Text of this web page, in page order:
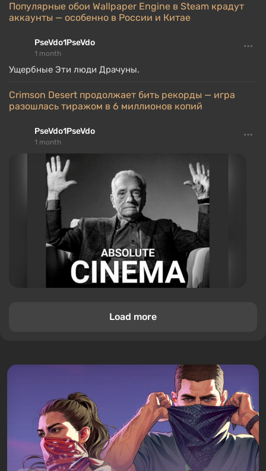
Популярные обои Wallpaper Engine в Steam крадут
аккаунты — особенно в России и Китае
PseVdo1PseVdo
1 month
Ущербные Эти люди Драчуны.
Crimson Desert продолжает бить рекорды — игра
разошлась тиражом в 6 миллионов копий
PseVdo1PseVdo
1 month
Load more